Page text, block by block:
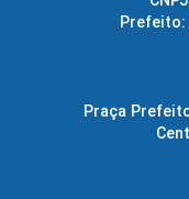
Prefeito:
Praça